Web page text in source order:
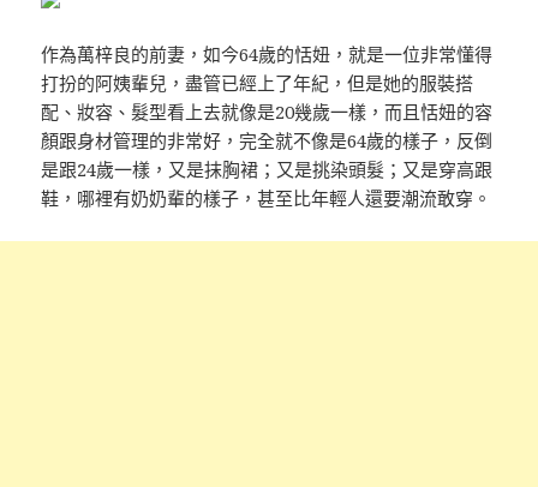
作為萬梓良的前妻，如今64歲的恬妞，就是一位非常懂得
打扮的阿姨輩兒，盡管已經上了年紀，但是她的服裝搭
配、妝容、髮型看上去就像是20幾歲一樣，而且恬妞的容
顏跟身材管理的非常好，完全就不像是64歲的樣子，反倒
是跟24歲一樣，又是抹胸裙；又是挑染頭髮；又是穿高跟
鞋，哪裡有奶奶輩的樣子，甚至比年輕人還要潮流敢穿。